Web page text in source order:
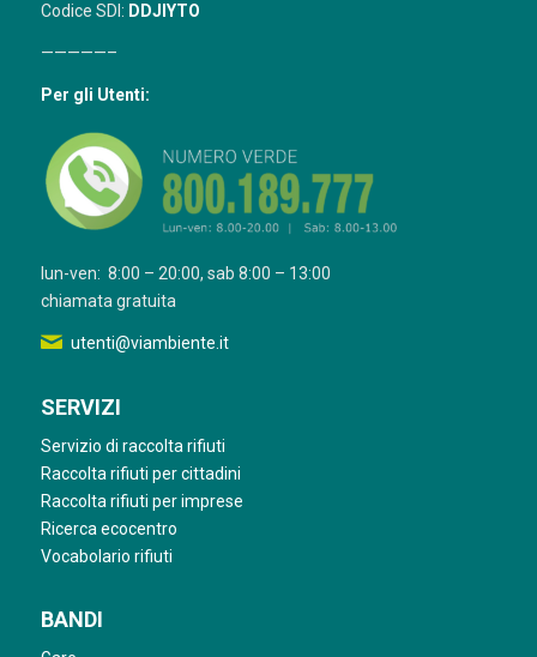
Codice SDI: DDJIYTO
—————–
Per gli Utenti:
lun-ven: 8:00 – 20:00, sab 8:00 – 13:00
chiamata gratuita
utenti@viambiente.it
SERVIZI
Servizio di raccolta rifiuti
Raccolta rifiuti per cittadini
Raccolta rifiuti per imprese
Ricerca ecocentro
Vocabolario rifiuti
BANDI